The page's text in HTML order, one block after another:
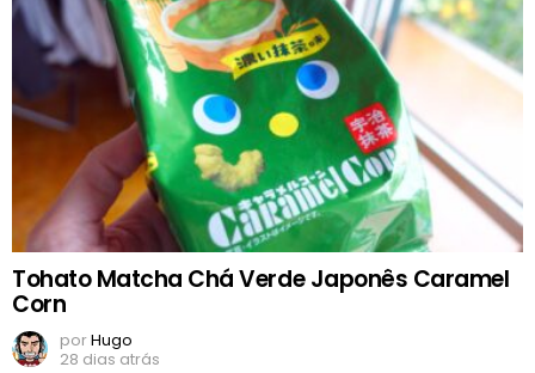
Tohato Matcha Chá Verde Japonês Caramel
Corn
porHugo
28 dias atrás